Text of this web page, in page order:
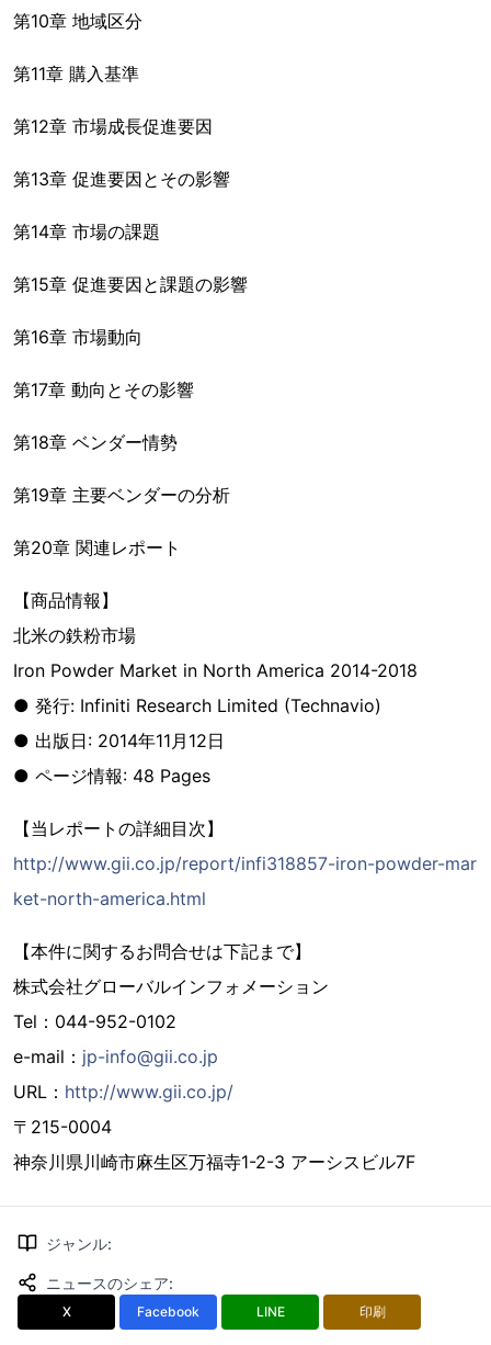
第10章 地域区分
第11章 購入基準
第12章 市場成長促進要因
第13章 促進要因とその影響
第14章 市場の課題
第15章 促進要因と課題の影響
第16章 市場動向
第17章 動向とその影響
第18章 ベンダー情勢
第19章 主要ベンダーの分析
第20章 関連レポート
【商品情報】
北米の鉄粉市場
Iron Powder Market in North America 2014-2018
● 発行: Infiniti Research Limited (Technavio)
● 出版日: 2014年11月12日
● ページ情報: 48 Pages
【当レポートの詳細目次】
http://www.gii.co.jp/report/infi318857-iron-powder-mar
ket-north-america.html
【本件に関するお問合せは下記まで】
株式会社グローバルインフォメーション
Tel：044-952-0102
e-mail： jp-info@gii.co.jp
URL： http://www.gii.co.jp/
〒215-0004
神奈川県川崎市麻生区万福寺1-2-3 アーシスビル7F
ジャンル:
ニュースのシェア:
X Facebook LINE 印刷